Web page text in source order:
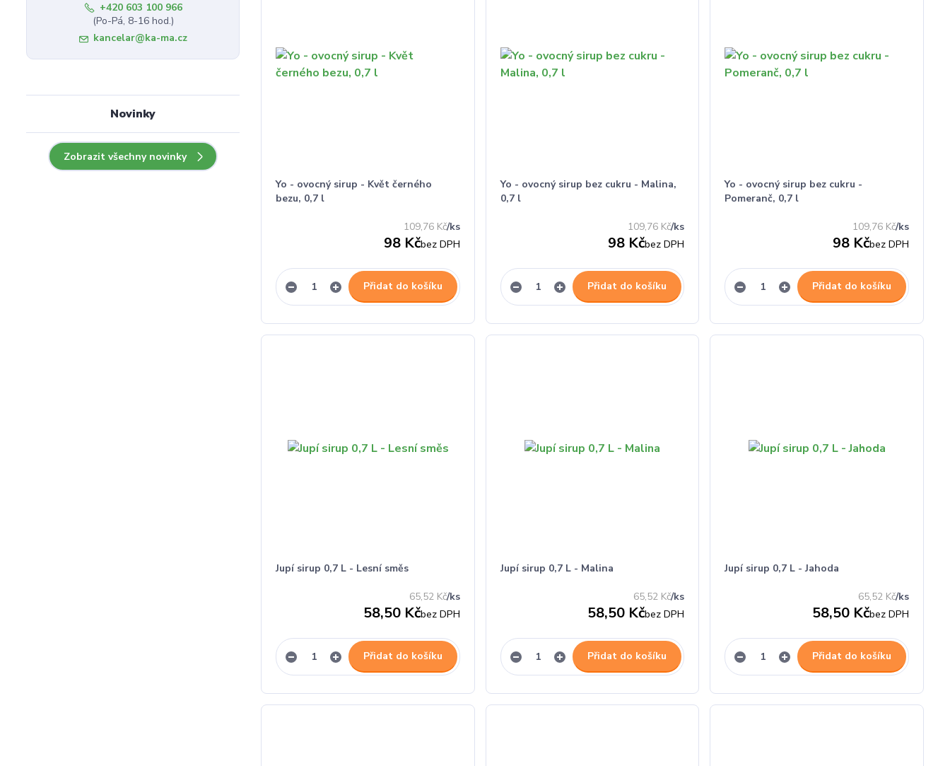
Yo - ovocný sirup - Květ černého
bezu, 0,7 l
109,76 Kč/ks
98 Kčbez DPH
Přidat do košíku
Yo - ovocný sirup bez cukru - Malina,
0,7 l
109,76 Kč/ks
98 Kčbez DPH
Přidat do košíku
Yo - ovocný sirup bez cukru -
Pomeranč, 0,7 l
109,76 Kč/ks
98 Kčbez DPH
Přidat do košíku
Jupí sirup 0,7 L - Lesní směs
65,52 Kč/ks
58,50 Kčbez DPH
Přidat do košíku
Jupí sirup 0,7 L - Malina
65,52 Kč/ks
58,50 Kčbez DPH
Přidat do košíku
Jupí sirup 0,7 L - Jahoda
65,52 Kč/ks
58,50 Kčbez DPH
Přidat do košíku
+420 603 100 966
(Po-Pá, 8-16 hod.)
kancelar@ka-ma.cz
Novinky
Zobrazit všechny novinky